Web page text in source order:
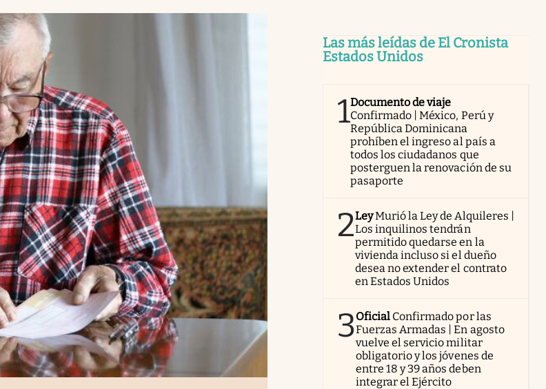
Las más leídas de El Cronista
Estados Unidos
1Documento de viaje
Confirmado | México, Perú y
República Dominicana
prohíben el ingreso al país a
todos los ciudadanos que
posterguen la renovación de su
pasaporte
2LeyMurió la Ley de Alquileres |
Los inquilinos tendrán
permitido quedarse en la
vivienda incluso si el dueño
desea no extender el contrato
en Estados Unidos
3Oficial Confirmado por las
Fuerzas Armadas | En agosto
vuelve el servicio militar
obligatorio y los jóvenes de
entre 18 y 39 años deben
integrar el Ejército